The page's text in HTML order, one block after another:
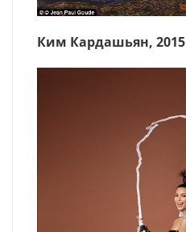
Ким Кардашьян, 2015